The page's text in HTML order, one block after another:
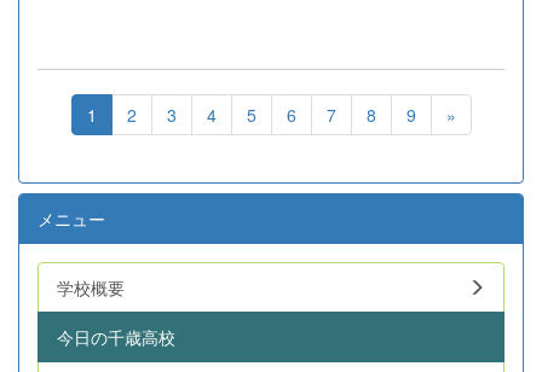
1 2 3 4 5 6 7 8 9 »
メニュー
学校概要
今日の千歳高校